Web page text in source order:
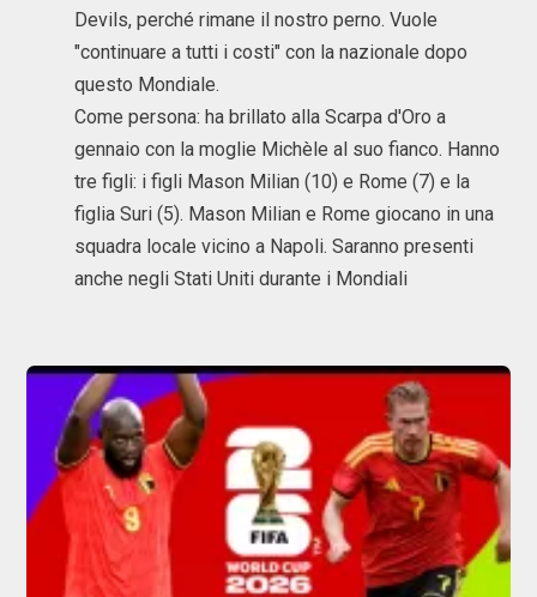
Devils, perché rimane il nostro perno. Vuole
"continuare a tutti i costi" con la nazionale dopo
questo Mondiale.
Come persona: ha brillato alla Scarpa d'Oro a
gennaio con la moglie Michèle al suo fianco. Hanno
tre figli: i figli Mason Milian (10) e Rome (7) e la
figlia Suri (5). Mason Milian e Rome giocano in una
squadra locale vicino a Napoli. Saranno presenti
anche negli Stati Uniti durante i Mondiali